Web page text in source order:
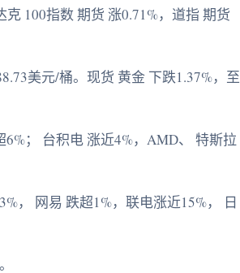
100指数 期货 涨0.71%，道指 期货
美元/桶。现货 黄金 下跌1.37%，至
； 台积电 涨近4%，AMD、 特斯拉
， 网易 跌超1%，联电涨近15%， 日